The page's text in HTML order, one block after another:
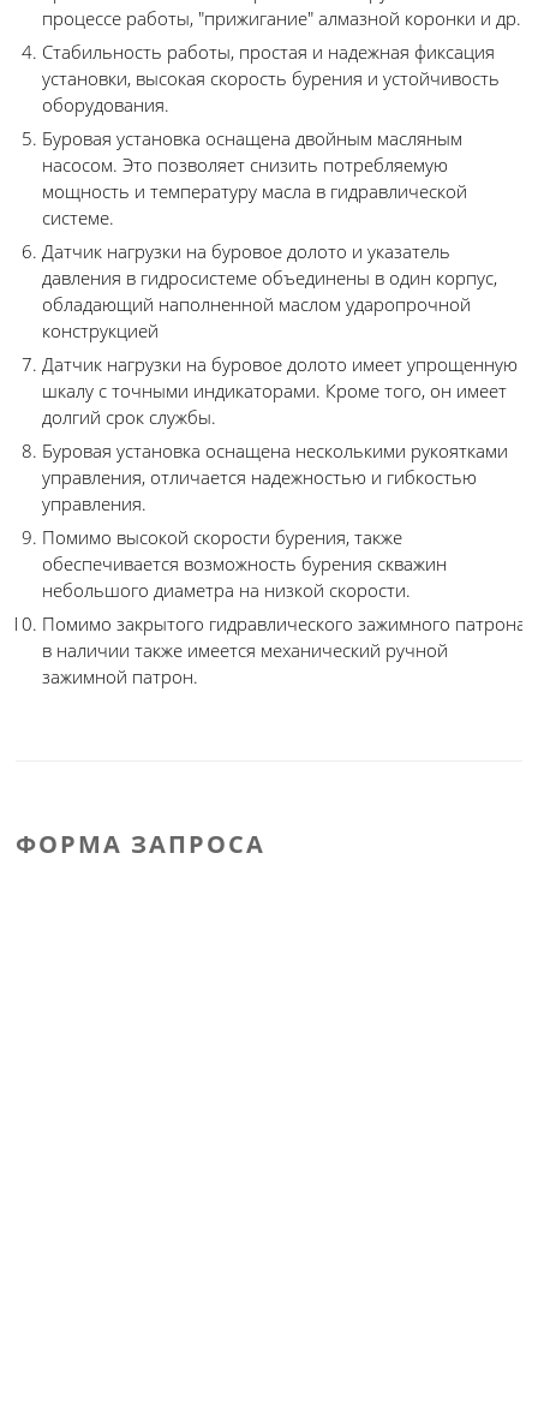
процессе работы, "прижигание" алмазной коронки и др.
Стабильность работы, простая и надежная фиксация
установки, высокая скорость бурения и устойчивость
оборудования.
Буровая установка оснащена двойным масляным
насосом. Это позволяет снизить потребляемую
мощность и температуру масла в гидравлической
системе.
Датчик нагрузки на буровое долото и указатель
давления в гидросистеме объединены в один корпус,
обладающий наполненной маслом ударопрочной
конструкцией
Датчик нагрузки на буровое долото имеет упрощенную
шкалу с точными индикаторами. Кроме того, он имеет
долгий срок службы.
Буровая установка оснащена несколькими рукоятками
управления, отличается надежностью и гибкостью
управления.
Помимо высокой скорости бурения, также
обеспечивается возможность бурения скважин
небольшого диаметра на низкой скорости.
Помимо закрытого гидравлического зажимного патрона
в наличии также имеется механический ручной
зажимной патрон.
ФОРМА ЗАПРОСА